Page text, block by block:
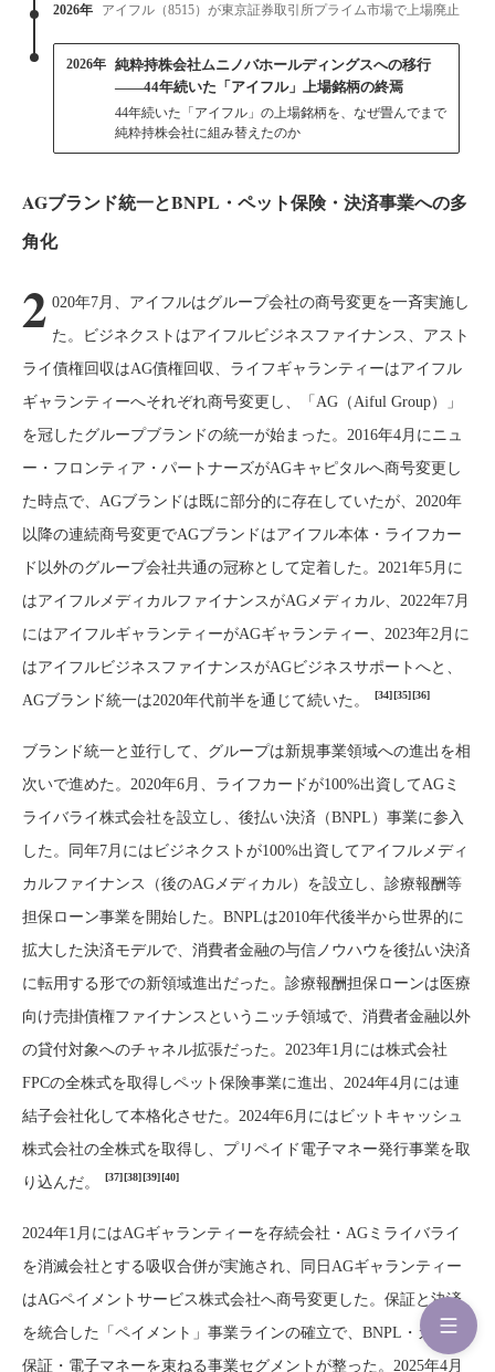
2026年 アイフル（8515）が東京証券取引所プライム市場で上場廃止
2026年 純粋持株会社ムニノバホールディングスへの移行
——44年続いた「アイフル」上場銘柄の終焉
44年続いた「アイフル」の上場銘柄を、なぜ畳んでまで
純粋持株会社に組み替えたのか
AGブランド統一とBNPL・ペット保険・決済事業への多
角化
2 020年7月、アイフルはグループ会社の商号変更を一斉実施し
た。ビジネクストはアイフルビジネスファイナンス、アスト
ライ債権回収はAG債権回収、ライフギャランティーはアイフル
ギャランティーへそれぞれ商号変更し、「AG（Aiful Group）」
を冠したグループブランドの統一が始まった。2016年4月にニュ
ー・フロンティア・パートナーズがAGキャピタルへ商号変更し
た時点で、AGブランドは既に部分的に存在していたが、2020年
以降の連続商号変更でAGブランドはアイフル本体・ライフカー
ド以外のグループ会社共通の冠称として定着した。2021年5月に
はアイフルメディカルファイナンスがAGメディカル、2022年7月
にはアイフルギャランティーがAGギャランティー、2023年2月に
はアイフルビジネスファイナンスがAGビジネスサポートへと、
AGブランド統一は2020年代前半を通じて続いた。
[34][35][36]
ブランド統一と並行して、グループは新規事業領域への進出を相
次いで進めた。2020年6月、ライフカードが100%出資してAGミ
ライバライ株式会社を設立し、後払い決済（BNPL）事業に参入
した。同年7月にはビジネクストが100%出資してアイフルメディ
カルファイナンス（後のAGメディカル）を設立し、診療報酬等
担保ローン事業を開始した。BNPLは2010年代後半から世界的に
拡大した決済モデルで、消費者金融の与信ノウハウを後払い決済
に転用する形での新領域進出だった。診療報酬担保ローンは医療
向け売掛債権ファイナンスというニッチ領域で、消費者金融以外
の貸付対象へのチャネル拡張だった。2023年1月には株式会社
FPCの全株式を取得しペット保険事業に進出、2024年4月には連
結子会社化して本格化させた。2024年6月にはビットキャッシュ
株式会社の全株式を取得し、プリペイド電子マネー発行事業を取
り込んだ。
[37][38][39][40]
2024年1月にはAGギャランティーを存続会社・AGミライバライ
を消滅会社とする吸収合併が実施され、同日AGギャランティー
はAGペイメントサービス株式会社へ商号変更した。保証と決済
を統合した「ペイメント」事業ラインの確立で、BNPL・カード
保証・電子マネーを束ねる事業セグメントが整った。2025年4月